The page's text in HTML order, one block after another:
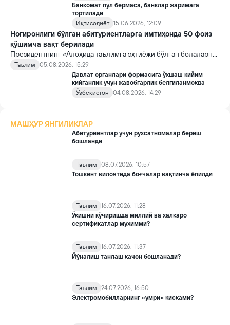
Банкомат пул бермаса, банклар жаримага
тортилади
Иқтисодиёт 15.06.2026, 12:09
Ногиронлиги бўлган абитуриентларга имтиҳонда 50 фоиз
қўшимча вақт берилади
Президентнинг «Алоҳида таълимга эҳтиёжи бўлган болаларни
таълим ва ижтимоий хизматлар билан қамраб олиш тизимини
такомиллаштириш бўйича қўшимча чора-тадбирлар
тўғрисида»ги қарори билан инклюзив таълим соҳасида қатор
янги механизмлар жорий этилади.
Таълим
05.08.2026, 15:29
Давлат органлари формасига ўхшаш кийим
кийганлик учун жавобгарлик белгиланмоқда
Ўзбекистон
04.08.2026, 14:29
МАШҲУР ЯНГИЛИКЛАР
Абитуриентлар учун рухсатномалар бериш
бошланди
Таълим
08.07.2026, 10:57
Тошкент вилоятида боғчалар вақтинча ёпилди
Таълим
16.07.2026, 11:28
Ўқишни кўчиришда миллий ва халқаро
сертификатлар муҳимми?
Таълим
16.07.2026, 11:37
Йўналиш танлаш қачон бошланади?
Таълим
24.07.2026, 16:50
Электромобилларнинг «умри» қисқами?